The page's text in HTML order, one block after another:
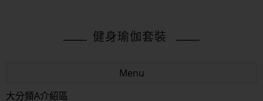
健身瑜伽套裝
Menu
大分類A介紹區